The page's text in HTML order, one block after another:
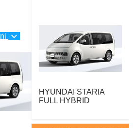
expand_more
HYUNDAI STARIA
FULL HYBRID